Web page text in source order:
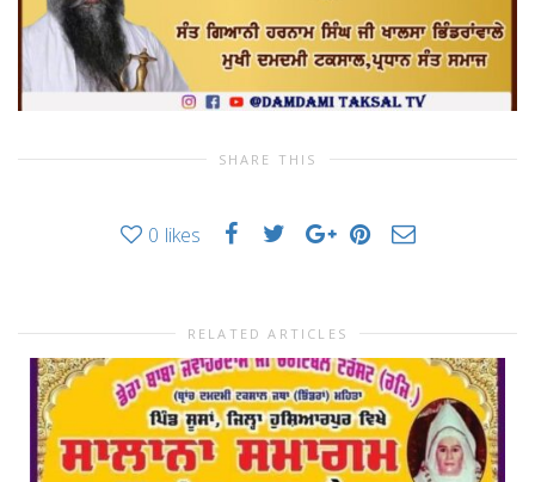
SHARE THIS
0 likes
RELATED ARTICLES